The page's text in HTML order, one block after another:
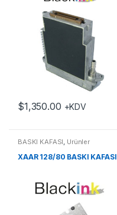
$1,350.00 +KDV
BASKI KAFASI, Ürünler
XAAR 128/80 BASKI KAFASI